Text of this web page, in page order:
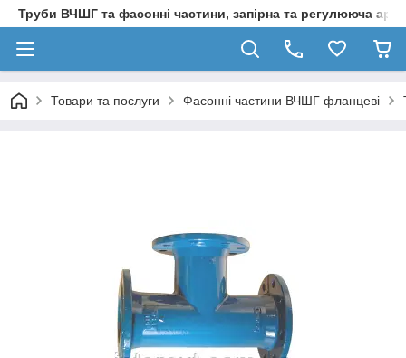
Труби ВЧШГ та фасонні частини, запірна та регулююча
Товари та послуги Фасонні частини ВЧШГ фланцеві